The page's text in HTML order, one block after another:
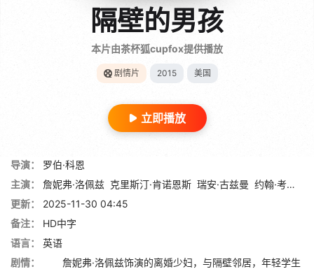
隔壁的男孩
本片由茶杯狐cupfox提供播放
剧情片 2015 美国
立即播放
导演：
罗伯·科恩
主演：
詹妮弗·洛佩兹 克里斯汀·肯诺恩斯 瑞安·古兹曼 约翰·考伯特
更新：
2025-11-30 04:45
备注：
HD中字
语言：
英语
剧情：
詹妮弗·洛佩兹饰演的离婚少妇，与隔壁邻居，年轻学生